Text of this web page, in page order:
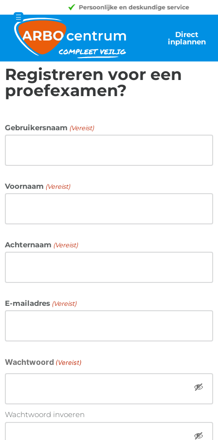
Direct
inplannen
Registreren voor een
proefexamen?
Gebruikersnaam (Vereist)
Voornaam (Vereist)
Achternaam (Vereist)
E-mailadres (Vereist)
Wachtwoord (Vereist)
Wachtwoord invoeren